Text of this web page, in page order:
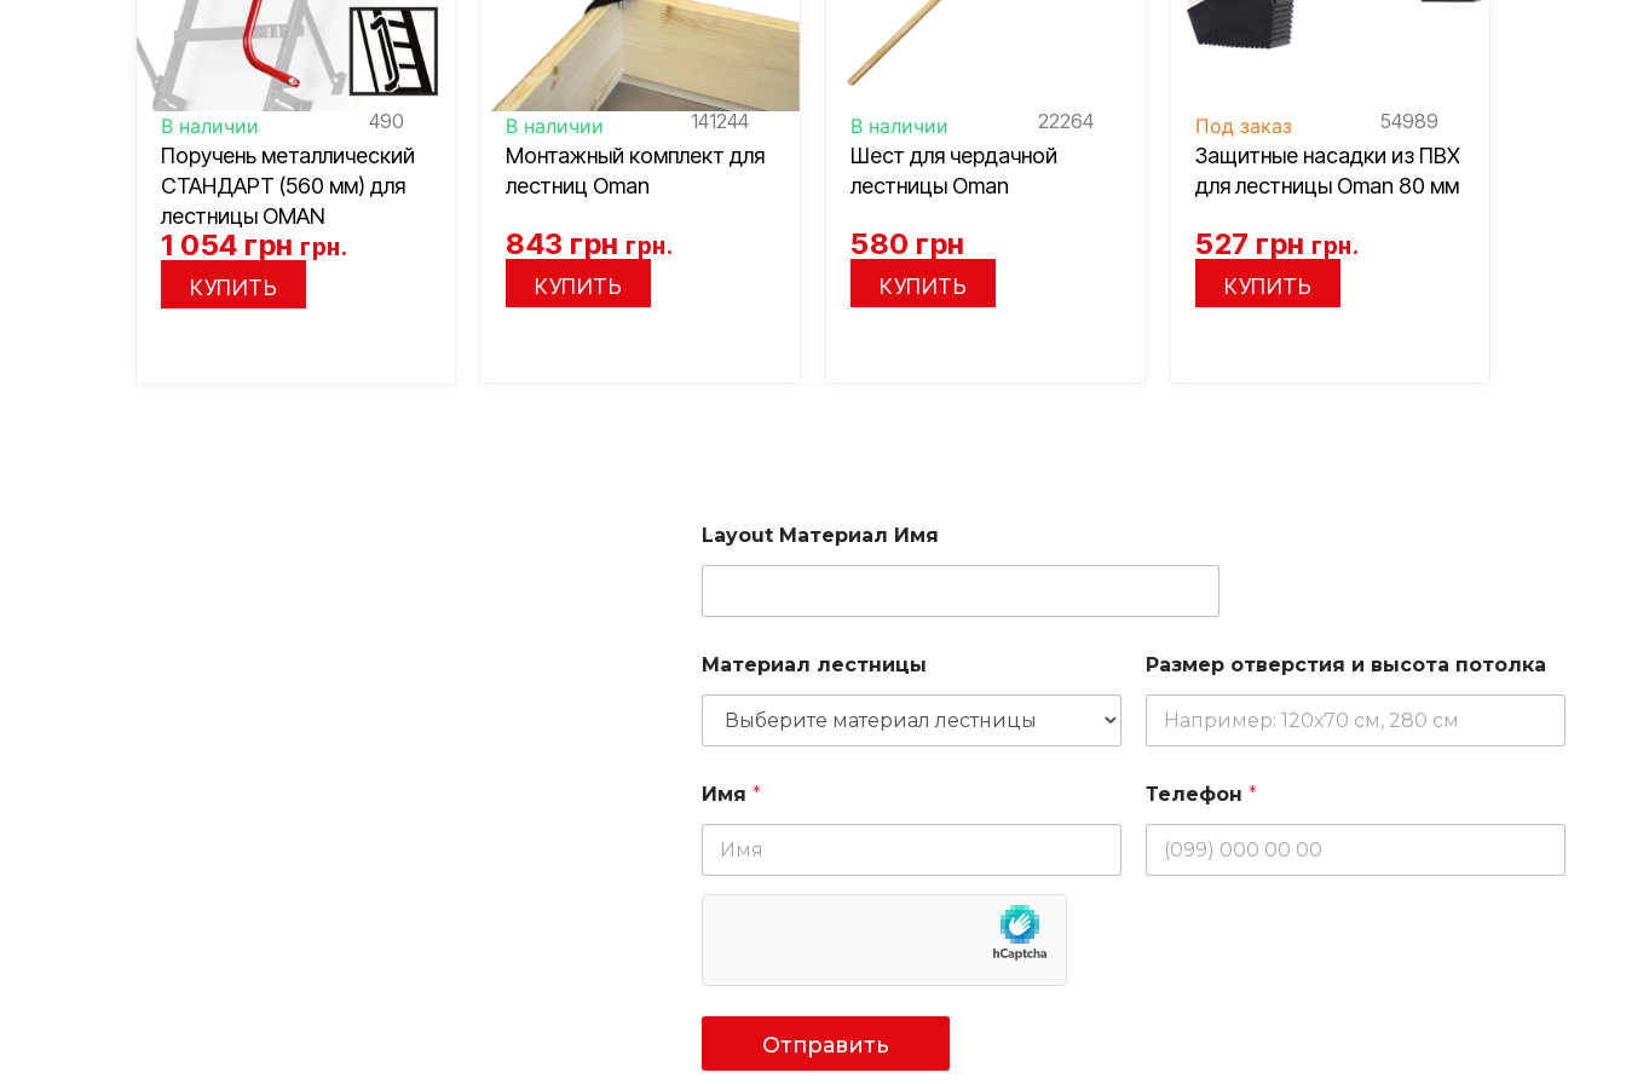
В наличии 490
Поручень металлический
СТАНДАРТ (560 мм) для
лестницы OMAN
1 054 грн грн.
КУПИТЬ
В наличии 141244
Монтажный комплект для
лестниц Oman
843 грн грн.
КУПИТЬ
В наличии 22264
Шест для чердачной
лестницы Oman
580 грн
КУПИТЬ
Под заказ 54989
Защитные насадки из ПВХ
для лестницы Oman 80 мм
527 грн грн.
КУПИТЬ
Layout Материал Имя
Материал лестницы Размер отверстия и высота потолка
Имя * Телефон *
Отправить